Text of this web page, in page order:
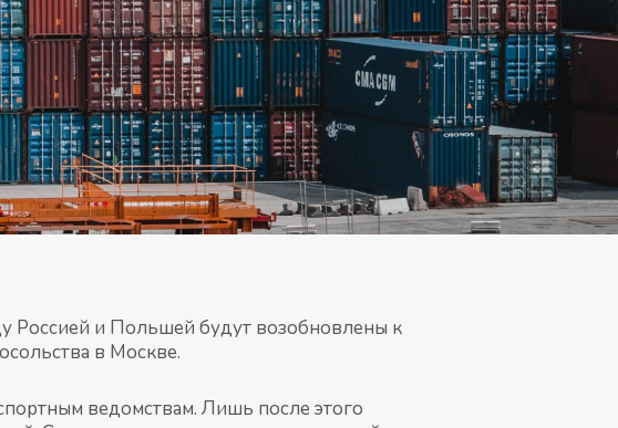
Россией и Польшей будут возобновлены к
в Москве.
ведомствам. Лишь после этого